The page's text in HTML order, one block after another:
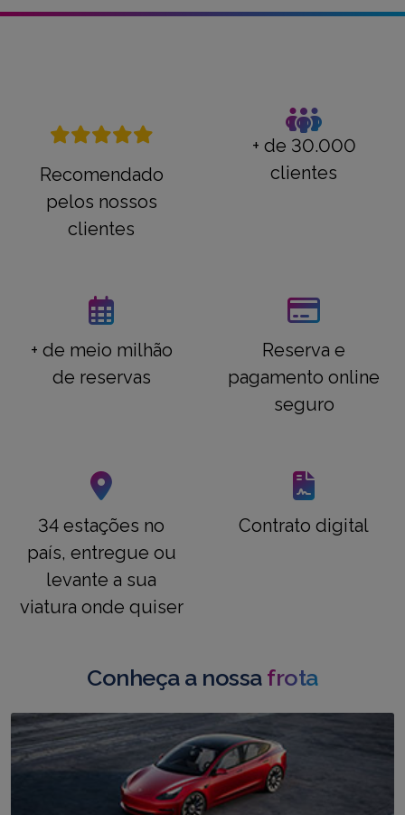
Recomendado
pelos nossos
clientes
+ de 30.000
clientes
+ de meio milhão
de reservas
Reserva e
pagamento online
seguro
34 estações no
país, entregue ou
levante a sua
viatura onde quiser
Contrato digital
Conheça a nossa frota